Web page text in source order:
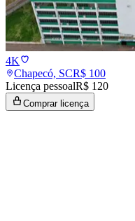
4K
Chapecó, SCR$ 100
Licença pessoalR$ 120
Comprar licença